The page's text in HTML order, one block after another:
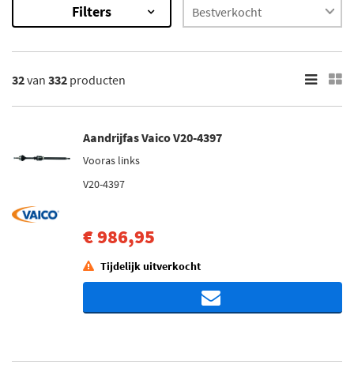
Resultaten
×
Aandrijfas (306)
Schakelstangbus (17)
Vooras rechts (38)
Achteras rechts (14)
Achteras links (10)
Vooras (6)
Filters
32van 332 producten
Aandrijfas Vaico V20-4397
Vooras links
V20-4397
€ 986,95
Tijdelijk uitverkocht